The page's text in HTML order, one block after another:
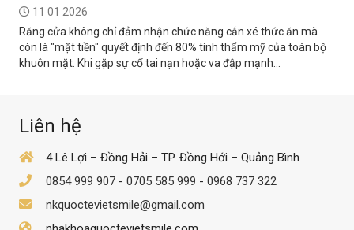
11 01 2026
Răng cửa không chỉ đảm nhận chức năng cắn xé thức ăn mà
còn là "mặt tiền" quyết định đến 80% tính thẩm mỹ của toàn bộ
khuôn mặt. Khi gặp sự cố tai nạn hoặc va đập mạnh...
Liên hệ
4 Lê Lợi – Đồng Hải – TP. Đồng Hới – Quảng Bình
0854 999 907 - 0705 585 999 - 0968 737 322
nkquoctevietsmile@gmail.com